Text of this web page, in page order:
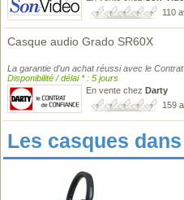
110
Casque audio Grado SR60X
La garantie d'un achat réussi avec le
Disponibilité / délai * : 5 jours
En vente chez Darty
159
Les casques